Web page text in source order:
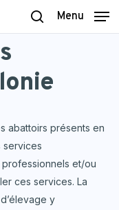
search
Menu
abattoirs présents en
services
et/ou
ces services. La
y